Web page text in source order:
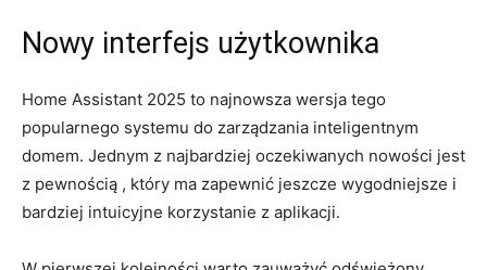
Nowy interfejs​ użytkownika
Home Assistant 2025 ‍to‌ najnowsza wersja tego
popularnego ⁣systemu do zarządzania inteligentnym
domem. Jednym z ⁤najbardziej oczekiwanych nowości ​jest
z pewnością , który⁢ ma zapewnić ‍jeszcze wygodniejsze i
bardziej intuicyjne korzystanie z aplikacji.